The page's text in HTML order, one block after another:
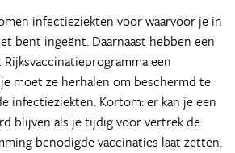
infectieziekten voor waarvoor je in
bent ingeënt. Daarnaast hebben een
een
moet ze herhalen om beschermd te
infectieziekten. Kortom: er kan je een
blijven als je tijdig voor vertrek de
benodigde vaccinaties laat zetten.